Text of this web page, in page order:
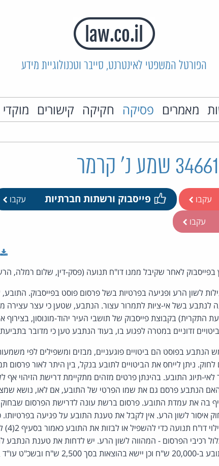
הפורטל המשפטי לאינטרנט, סייבר וטכנולוגיית מידע
מאמרים פסיקה חקיקה קישורים
עקבו פייסבוק ורשתות חברתיות עקבו
עקבו
לאחר שקיבל ממנו דו"ח תנועה (פסק-דין, שלום רמלה,
לשון הרע ופגיעה בפרטיות בשל פרסום פוסט בפייסבוק.
לנתבע בשל אי-ציות לתמרור עצור. הנתבע, שטען כי עצר עצירה
בקבוצת פייסבוק של תושבי העיר יהוד-מונוסון, בצירוף
זדוניים במטרה לפגוע בו, בעוד הנתבע טען כי מדובר
הנתבע בפוסט הם ביטויים פוגעניים, מבזים ומשפילים לפי
ניתן לייחס את הביטויים לתובע בנקל, בין היתר לאור פרסום
תיוג התובע. בהינתן פרטים מזהים מתקיימת דרישת הזיהוי אף
הנתבע פרסם גם את שמו הפרטי של התובע, אם לאו, נושא
בה את עמדת התובע. פרסום ברשת עונה לדרישת הפרסום שבחוק
איסור לשון הרע. אין לקבל את טענת התובע על פגיעה
שמתעדת
רכיבי הפרסום - המהווה לשון הרע. יש לדחות את טענת הנתבע
בסך 5,000 ש"ח.